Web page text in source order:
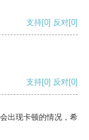
支持[0] 反对[0]
支持[0] 反对[0]
出现卡顿的情况，希